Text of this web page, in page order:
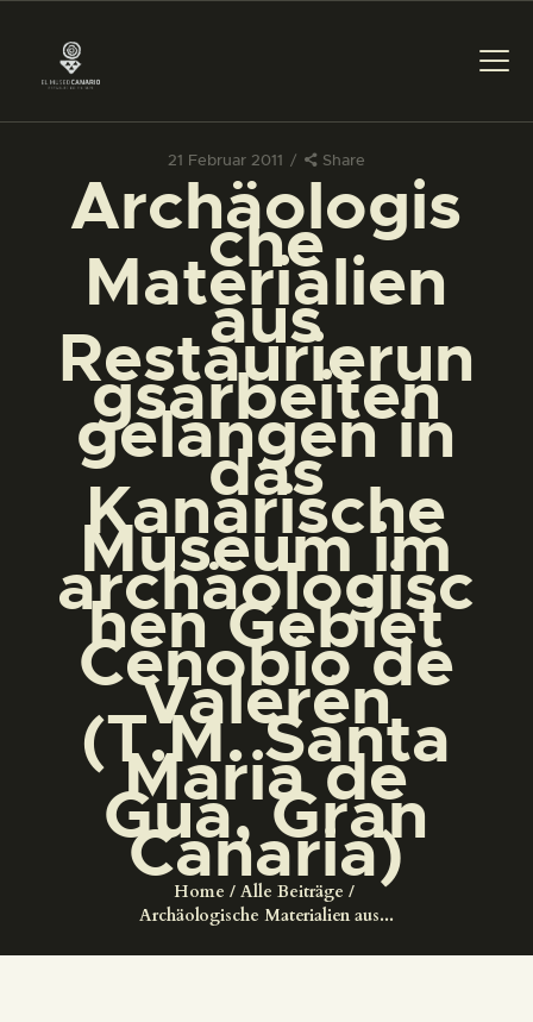
21 Februar 2011 Share
Archäologis
che
Materialien
aus
Restaurierun
gsarbeiten
gelangen in
das
Kanarische
Museum im
archäologisc
hen Gebiet
Cenobio de
Valerén
(T.M. Santa
Maria de
Gua, Gran
Canaria)
Home
Alle Beiträge
Archäologische Materialien aus...
DAS MUSEUM
DIENSTLEISTUNGEN
DIGITALE RESSOURCEN
DEUTSCH
DAS MUSEUM
DIENSTLEISTUNGEN
DIGITALE RESSOURCEN
DEUTSCH